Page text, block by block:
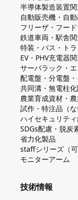
半導体製造装置
自動販売機・自
フリーザ・フー
鉄道車両・駅舎
特装・バス・ト
EV・PHV充電器
サーバラック・
配電盤・分電盤
共同溝・無電柱
農業育成資材・
試作・特注品（な
ハイセキュリテ
SDGs配慮・脱炭
省力化製品
staffシリーズ（可
モニターアーム
技術情報